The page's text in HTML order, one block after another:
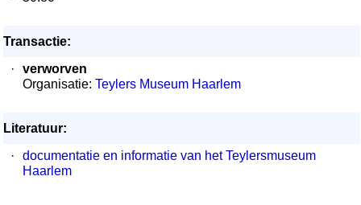
Transactie:
·
verworven
Organisatie: Teylers Museum Haarlem
Literatuur:
·
documentatie en informatie van het Teylersmuseum
Haarlem